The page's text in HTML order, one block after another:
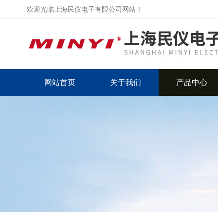
欢迎光临上海民仪电子有限公司网站！
网站首页 关于我们 产品中心